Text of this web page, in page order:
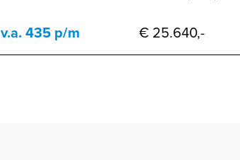
v.a. 435 p/m € 25.640,-